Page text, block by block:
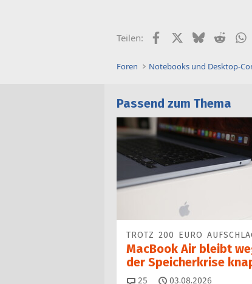
Teilen: FacebookX (Twitter)
BlueskyReddit
Foren Notebooks und Desktop-
Passend zum Thema
TROTZ 200 EURO
MacBook Air bleibt
der Speicherkrise
25 Kommentare
03.08.2026